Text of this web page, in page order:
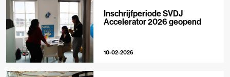
Inschrijfperiode SVDJ
Accelerator 2026 geopend
10-02-2026